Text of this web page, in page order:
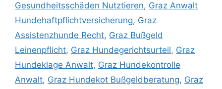
Gesundheitsschäden Nutztieren, Graz Anwalt
Hundehaftpflichtversicherung, Graz
Assistenzhunde Recht, Graz Bußgeld
Leinenpflicht, Graz Hundegerichtsurteil, Graz
Hundeklage Anwalt, Graz Hundekontrolle
Anwalt, Graz Hundekot Bußgeldberatung, Graz